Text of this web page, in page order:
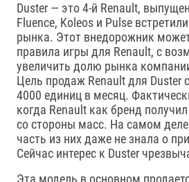
Duster — это 4-й Renault,
Fluence, Koleos и Pulse
рынка. Этот внедорожник
правила игры для Renault, с
увеличить долю рынка
Цель продаж Renault для Duster
4000 единиц в месяц.
когда Renault как бренд
со стороны масс. На самом
часть из них даже не знала о
Сейчас интерес к Duster
Эта модель в основном